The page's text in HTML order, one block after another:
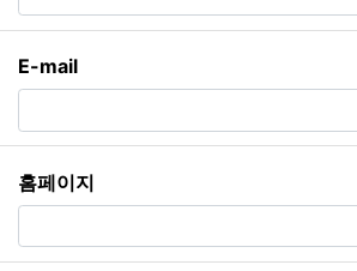
E-mail
홈페이지